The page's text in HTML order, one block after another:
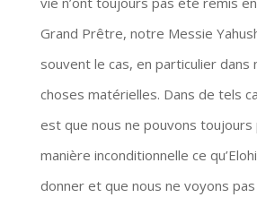
Grand Prêtre, notre Messie
souvent le cas, en particulier dans
choses matérielles. Dans de tels
est que nous ne pouvons
manière inconditionnelle ce
donner et que nous ne voyons